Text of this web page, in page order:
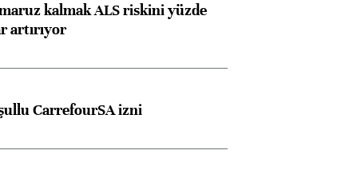
kalmak ALS riskini yüzde
artırıyor
CarrefourSA izni